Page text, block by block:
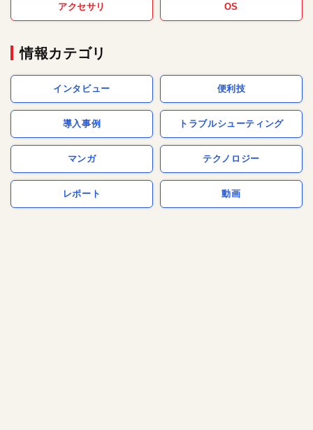
アクセサリ OS
情報カテゴリ
インタビュー 便利技
導入事例 トラブルシューティング
マンガ テクノロジー
レポート 動画